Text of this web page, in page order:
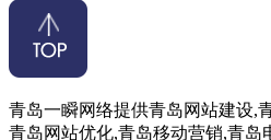
青岛一瞬网络提供青岛网站建设,
青岛网站优化,青岛移动营销,青岛